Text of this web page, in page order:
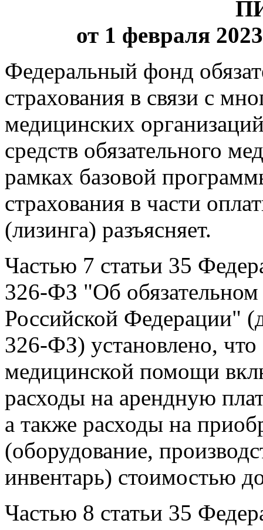
от 1 февраля
Федеральный фонд
страхования в связи с
медицинских
средств обязательного
рамках базовой
страхования в части
(лизинга) разъясняет.
Частью 7 статьи 35
326-ФЗ "Об
Российской Федерации"
326-ФЗ) установлено, что
медицинской помощи
расходы на арендную
а также расходы на
(оборудование,
инвентарь) стоимостью
Частью 8 статьи 35